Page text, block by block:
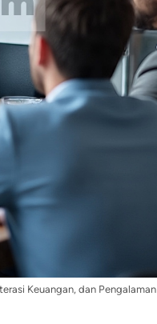
Keuangan, dan Pengalaman